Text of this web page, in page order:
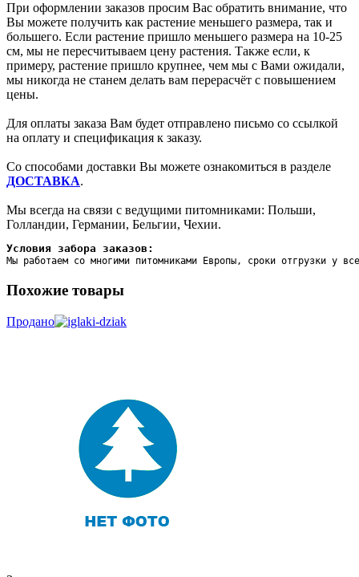
При оформлении заказов просим Вас обратить внимание, что
Вы можете получить как растение меньшего размера, так и
большего. Если растение пришло меньшего размера на 10-25
см, мы не пересчитываем цену растения. Также если, к
примеру, растение пришло крупнее, чем мы с Вами ожидали,
мы никогда не станем делать вам перерасчёт с повышением
цены.
Для оплаты заказа Вам будет отправлено письмо со ссылкой
на оплату и спецификация к заказу.
Со способами доставки Вы можете ознакомиться в разделе
ДОСТАВКА.
Мы всегда на связи с ведущими питомниками: Польши,
Голландии, Германии, Бельгии, Чехии.
Условия забора заказов:
Мы работаем со многими питомниками Европы, сроки отгрузки у
Похожие товары
Продано